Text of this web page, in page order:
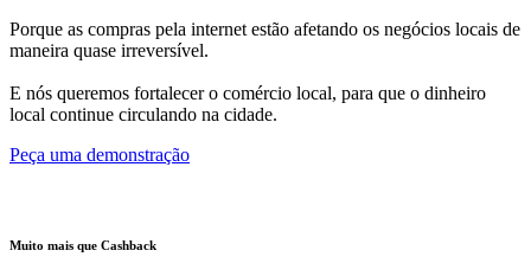
Porque as compras pela internet estão afetando os negócios locais de
maneira quase irreversível.
E nós queremos fortalecer o comércio local, para que o dinheiro
local continue circulando na cidade.
Peça uma demonstração
Muito mais que Cashback